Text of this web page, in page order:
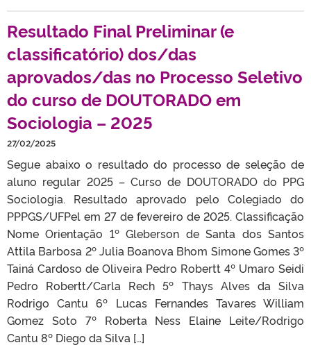
Resultado Final Preliminar (e
classificatório) dos/das
aprovados/das no Processo Seletivo
do curso de DOUTORADO em
Sociologia – 2025
27/02/2025
Segue abaixo o resultado do processo de seleção de
aluno regular 2025 – Curso de DOUTORADO do PPG
Sociologia. Resultado aprovado pelo Colegiado do
PPPGS/UFPel em 27 de fevereiro de 2025. Classificação
Nome Orientação 1º Gleberson de Santa dos Santos
Attila Barbosa 2º Julia Boanova Bhom Simone Gomes 3º
Tainá Cardoso de Oliveira Pedro Robertt 4º Umaro Seidi
Pedro Robertt/Carla Rech 5º Thays Alves da Silva
Rodrigo Cantu 6º Lucas Fernandes Tavares William
Gomez Soto 7º Roberta Ness Elaine Leite/Rodrigo
Cantu 8º Diego da Silva […]